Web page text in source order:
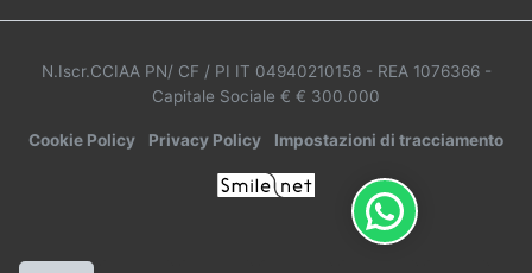
N.Iscr.CCIAA PN/ CF / PI IT 04940210158 - REA 1076366 -
Capitale Sociale € € 300.000
Cookie Policy Privacy Policy Impostazioni di tracciamento